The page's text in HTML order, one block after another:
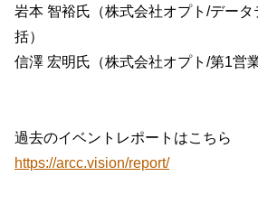
岩本 智裕氏（株式会社オプト/デー
括）
信澤 宏明氏（株式会社オプト/第1営
過去のイベントレポートはこちら
https://arcc.vision/report/